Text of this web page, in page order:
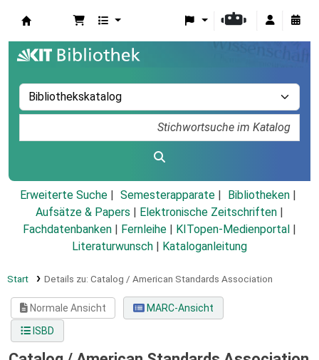
Erweiterte Suche Semesterapparate
Bibliotheken
Aufsätze & Papers
Elektronische Zeitschriften
Fachdatenbanken
Fernleihe KITopen-Medienportal
Literaturwunsch
Kataloganleitung
Start Details zu: Catalog / American Standards Association
Normale Ansicht
MARC-Ansicht
ISBD